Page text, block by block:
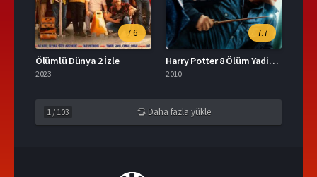
7.6
Ölümlü Dünya 2 İzle
2023
7.7
Harry Potter 8 Ölüm Yadirgarları Bölüm 1 İzle
2010
1 / 103 Daha fazla yükle